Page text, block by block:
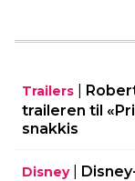
Trailers
traileren til
snakkis
Disney|